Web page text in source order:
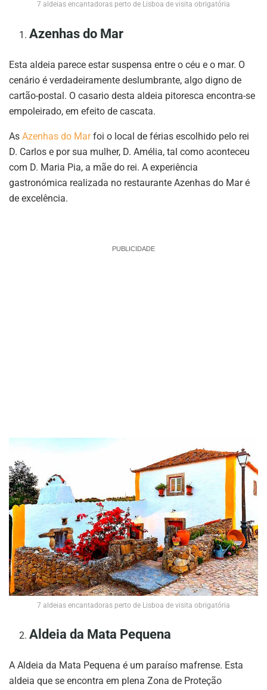
7 aldeias encantadoras perto de Lisboa de visita obrigatória
Azenhas do Mar
Esta aldeia parece estar suspensa entre o céu e o mar. O
cenário é verdadeiramente deslumbrante, algo digno de
cartão-postal. O casario desta aldeia pitoresca encontra-se
empoleirado, em efeito de cascata.
As Azenhas do Marfoi o local de férias escolhido pelo rei
D. Carlos e por sua mulher, D. Amélia, tal como aconteceu
com D. Maria Pia, a mãe do rei. A experiência
gastronómica realizada no restaurante Azenhas do Mar é
de excelência.
PUBLICIDADE
7 aldeias encantadoras perto de Lisboa de visita obrigatória
Aldeia da Mata Pequena
A Aldeia da Mata Pequena é um paraíso mafrense. Esta
aldeia que se encontra em plena Zona de Proteção